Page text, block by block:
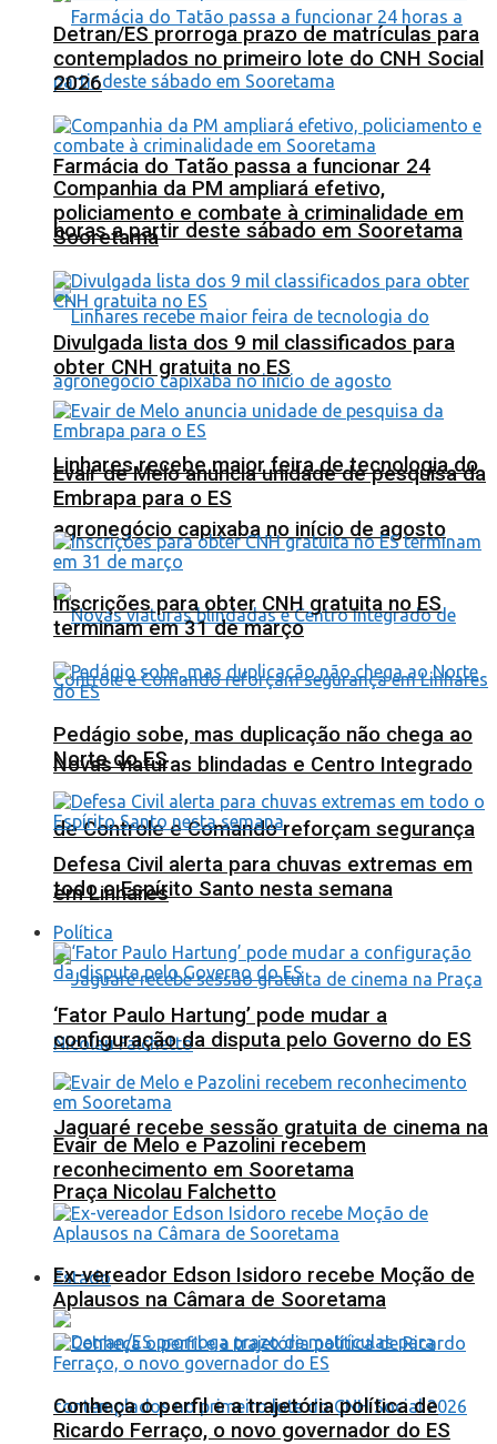
Farmácia do Tatão passa a funcionar 24
horas a partir deste sábado em Sooretama
Linhares recebe maior feira de tecnologia do
agronegócio capixaba no início de agosto
Novas viaturas blindadas e Centro Integrado
de Controle e Comando reforçam segurança
em Linhares
Jaguaré recebe sessão gratuita de cinema na
Praça Nicolau Falchetto
Estado
Detran/ES prorroga prazo de matrículas para
contemplados no primeiro lote do CNH Social
2026
Companhia da PM ampliará efetivo,
policiamento e combate à criminalidade em
Sooretama
Divulgada lista dos 9 mil classificados para
obter CNH gratuita no ES
Evair de Melo anuncia unidade de pesquisa da
Embrapa para o ES
Inscrições para obter CNH gratuita no ES
terminam em 31 de março
Pedágio sobe, mas duplicação não chega ao
Norte do ES
Defesa Civil alerta para chuvas extremas em
todo o Espírito Santo nesta semana
Política
‘Fator Paulo Hartung’ pode mudar a
configuração da disputa pelo Governo do ES
Evair de Melo e Pazolini recebem
reconhecimento em Sooretama
Ex-vereador Edson Isidoro recebe Moção de
Aplausos na Câmara de Sooretama
Conheça o perfil e a trajetória política de
Ricardo Ferraço, o novo governador do ES